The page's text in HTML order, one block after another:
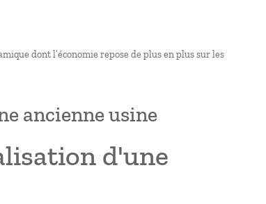
dont l’économie repose de plus en plus sur les
ancienne usine
d'une